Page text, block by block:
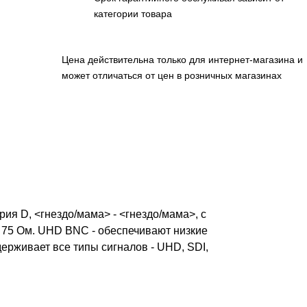
категории товара
Цена действительна только для интернет-магазина и
может отличаться от цен в розничных магазинах
D, <гнездо/мама> - <гнездо/мама>, с
Ом. UHD BNC - обеспечивают низкие
все типы сигналов - UHD, SDI,